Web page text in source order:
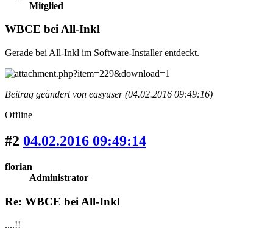
Mitglied
WBCE bei All-Inkl
Gerade bei All-Inkl im Software-Installer entdeckt.
Beitrag geändert von easyuser (04.02.2016 09:49:16)
Offline
#2 04.02.2016 09:49:14
florian
Administrator
Re: WBCE bei All-Inkl
....!!